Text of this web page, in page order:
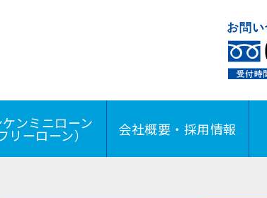
ンミニローン
リーローン） 会社概要・採用情報